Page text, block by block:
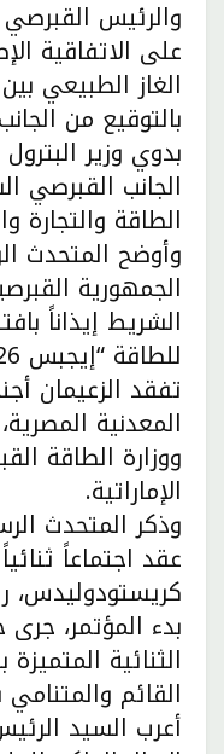
والرئيس
على الاتفاقية
الغاز الطبيعي
بالتوقيع من
بدوي وزير
الجانب القبرصي
الطاقة والتجارة
وأوضح المتحدث
الجمهورية
الشريط إيذاناً
تفقد الزعيمان
المعدنية
ووزارة الطاقة
الإماراتية.
وذكر المتحدث
عقد اجتماعاً
كريستودوليدس،
بدء المؤتمر، جرى
الثنائية
القائم
أعرب السيد